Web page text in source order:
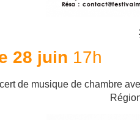
28 juin
de musique de chambre